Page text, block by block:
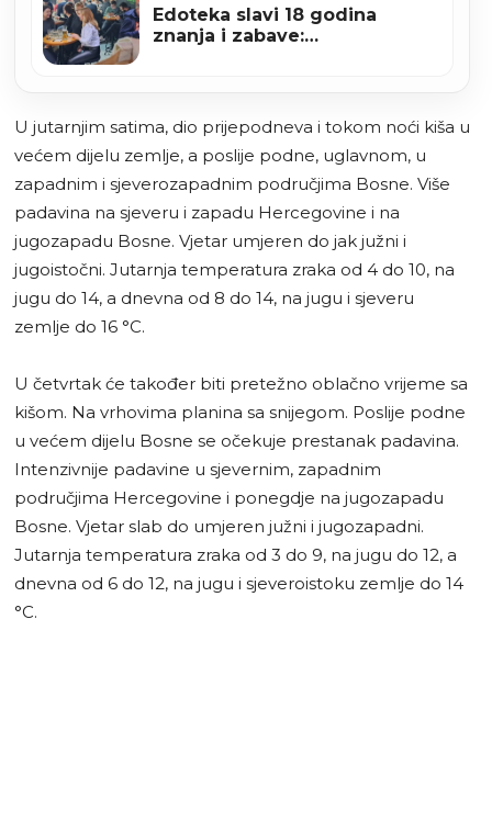
Edoteka slavi 18 godina
znanja i zabave:
U jutarnjim satima, dio prijepodneva i tokom noći kiša u
većem dijelu zemlje, a poslije podne, uglavnom, u
zapadnim i sjeverozapadnim područjima Bosne. Više
padavina na sjeveru i zapadu Hercegovine i na
jugozapadu Bosne. Vjetar umjeren do jak južni i
jugoistočni. Jutarnja temperatura zraka od 4 do 10, na
jugu do 14, a dnevna od 8 do 14, na jugu i sjeveru
zemlje do 16 °C.
U četvrtak će također biti pretežno oblačno vrijeme sa
kišom. Na vrhovima planina sa snijegom. Poslije podne
u većem dijelu Bosne se očekuje prestanak padavina.
Intenzivnije padavine u sjevernim, zapadnim
područjima Hercegovine i ponegdje na jugozapadu
Bosne. Vjetar slab do umjeren južni i jugozapadni.
Jutarnja temperatura zraka od 3 do 9, na jugu do 12, a
dnevna od 6 do 12, na jugu i sjeveroistoku zemlje do 14
°C.